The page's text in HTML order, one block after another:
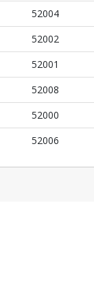
52004
52002
52001
52008
52000
52006